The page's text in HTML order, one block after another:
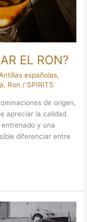
EL RON?
españolas,
, Ron / SPIRITS
de origen,
apreciar la calidad
y una
diferenciar entre